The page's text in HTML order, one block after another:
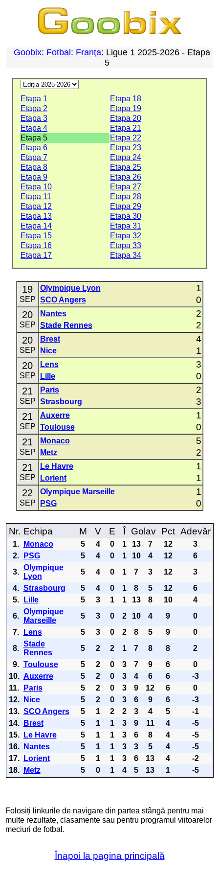
Goobix: Fotbal : Franţa: Ligue 1 2025-2026 - Etapa
5
Etapa 1
Etapa 18
Etapa 2
Etapa 19
Etapa 3
Etapa 20
Etapa 4
Etapa 21
Etapa 5
Etapa 22
Etapa 6
Etapa 23
Etapa 7
Etapa 24
Etapa 8
Etapa 25
Etapa 9
Etapa 26
Etapa 10
Etapa 27
Etapa 11
Etapa 28
Etapa 12
Etapa 29
Etapa 13
Etapa 30
Etapa 14
Etapa 31
Etapa 15
Etapa 32
Etapa 16
Etapa 33
Etapa 17
Etapa 34
19
SEP
Olympique Lyon 1
SCO Angers 0
20
SEP
Nantes 2
Stade Rennes 2
20
SEP
Brest 4
Nice 1
20
SEP
Lens 3
Lille 0
21
SEP
Paris 2
Strasbourg 3
21
SEP
Auxerre 1
Toulouse 0
21
SEP
Monaco 5
Metz 2
21
SEP
Le Havre 1
Lorient 1
22
SEP
Olympique Marseille 1
PSG 0
Nr. Echipa M V E Î Golav Pct Adevăr
1. Monaco 5 4 0 1 13 7 12
3
2.
PSG 5 4 0 1 10 4 12
6
3.
Olympique
Lyon
5 4 0 1 7 3 12
3
4. Strasbourg 5 4 0 1 8 5 12
6
5.
Lille 5 3 1 1 13 8 10
4
6.
Olympique
Marseille
5 3 0 2 10 4 9
0
7.
Lens 5 3 0 2 8 5 9
0
8.
Stade
Rennes
5 2 2 1 7 8 8
2
9. Toulouse 5 2 0 3 7 9 6
0
10. Auxerre 5 2 0 3 4 6 6
-3
11.
Paris 5 2 0 3 9 12 6
0
12.
Nice 5 2 0 3 6 9 6
-3
13. SCO Angers 5 1 2 2 3 4 5
-1
14.
Brest 5 1 1 3 9 11 4
-5
15.
Le Havre 5 1 1 3 6 8 4
-5
16.
Nantes 5 1 1 3 3 5 4
-5
17.
Lorient 5 1 1 3 6 13 4
-2
18.
Metz 5 0 1 4 5 13 1 -5
Folosiți linkurile de navigare din partea stângă pentru mai
multe rezultate, clasamente sau pentru programul viitoarelor
meciuri de fotbal.
Înapoi la pagina principală